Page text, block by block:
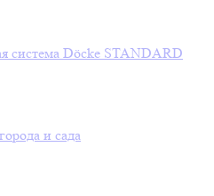
система Döcke STANDARD
и сада